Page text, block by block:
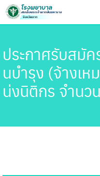
ประกาศรับสมัค
นบำรุง (จ้างเห
น่งนิติกร จำนว